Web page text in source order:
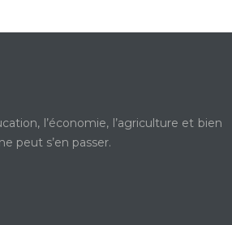
l’économie, l’agriculture et bien
peut s’en passer.